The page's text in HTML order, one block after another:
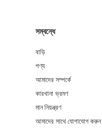
সম্বন্ধে
বাড়ি
পণ্য
আমাদের সম্পর্কে
কারখানা ভ্রমণ
মান নিয়ন্ত্রণ
আমাদের সাথে যোগাযোগ করুন